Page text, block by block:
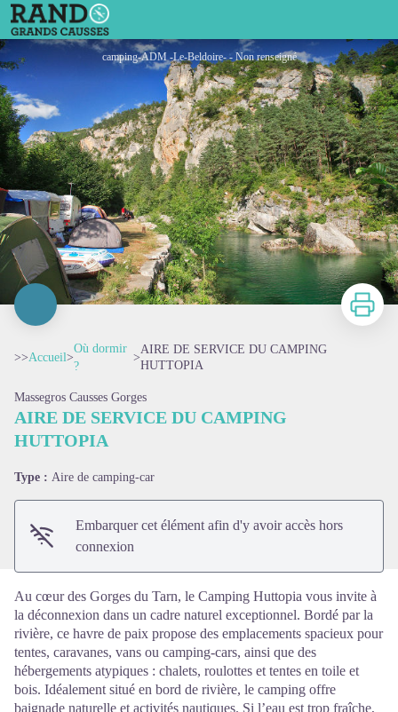
AIRE DE SERVICE DU CAMPING HUTTOPIA
camping-ADM -Le-Beldoire- - Non renseigné
Imprimer
>>Accueil>
Où dormir
?
>
AIRE DE SERVICE DU CAMPING
HUTTOPIA
Massegros Causses Gorges
AIRE DE SERVICE DU CAMPING
HUTTOPIA
Type : Aire de camping-car
Embarquer cet élément afin d'y avoir accès hors
connexion
Au cœur des Gorges du Tarn, le Camping Huttopia vous invite à
la déconnexion dans un cadre naturel exceptionnel. Bordé par la
rivière, ce havre de paix propose des emplacements spacieux pour
tentes, caravanes, vans ou camping-cars, ainsi que des
hébergements atypiques : chalets, roulottes et tentes en toile et
bois. Idéalement situé en bord de rivière, le camping offre
baignade naturelle et activités nautiques. Si l’eau est trop fraîche,